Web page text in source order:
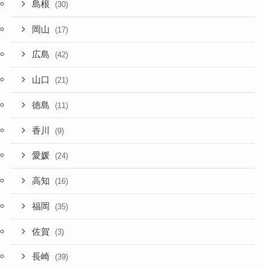
島根 (30)
岡山 (17)
広島 (42)
山口 (21)
徳島 (11)
香川 (9)
愛媛 (24)
高知 (16)
福岡 (35)
佐賀 (3)
長崎 (39)